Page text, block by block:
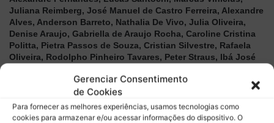
Gerenciar Consentimento
de Cookies
Para fornecer as melhores experiências, usamos tecnologias como
cookies para armazenar e/ou acessar informações do dispositivo. O
Juliana Reimberg, José Manuel de Castro Ferreira, Alexandre
Alves, Anderson Barreto, Nathalia De Vivo, Julia Oliveira,
Denise Araujo, Gabriella de Araujo Rocha, Caroline Cristina
Politta, Pietra Passos de Souza, Cristian Silvestre, Rafaela
Oliveira, Rodolpho Pinheiro Tavares, Peter Straus, Ibá José
Maria, Marco Massuchetto, Joshué Fusinato, Rodrigo Dias,
Ana luiza de Souza, Marcos Antônio da Silva, Gustavo
Modenezi, Peter Strauss, Solange Fortunato, Príncipe
Mestiço e Severo Felipe Snape.